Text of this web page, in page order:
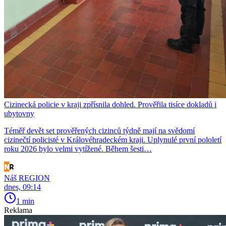
Cizinecká policie v kraji zpřísnila dohled. Prověřila tisíce dokladů i
ubytovny
Téměř devět set prověřených cizinců týdně mají na svědomí
cizinečtí policisté v Královéhradeckém kraji. Uplynulé první pololetí
roku 2026 bylo velmi vytížené. Během šesti…
Náš REGION
dnes, 09:14
1 min
Reklama